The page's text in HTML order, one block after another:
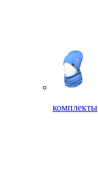
комплекты